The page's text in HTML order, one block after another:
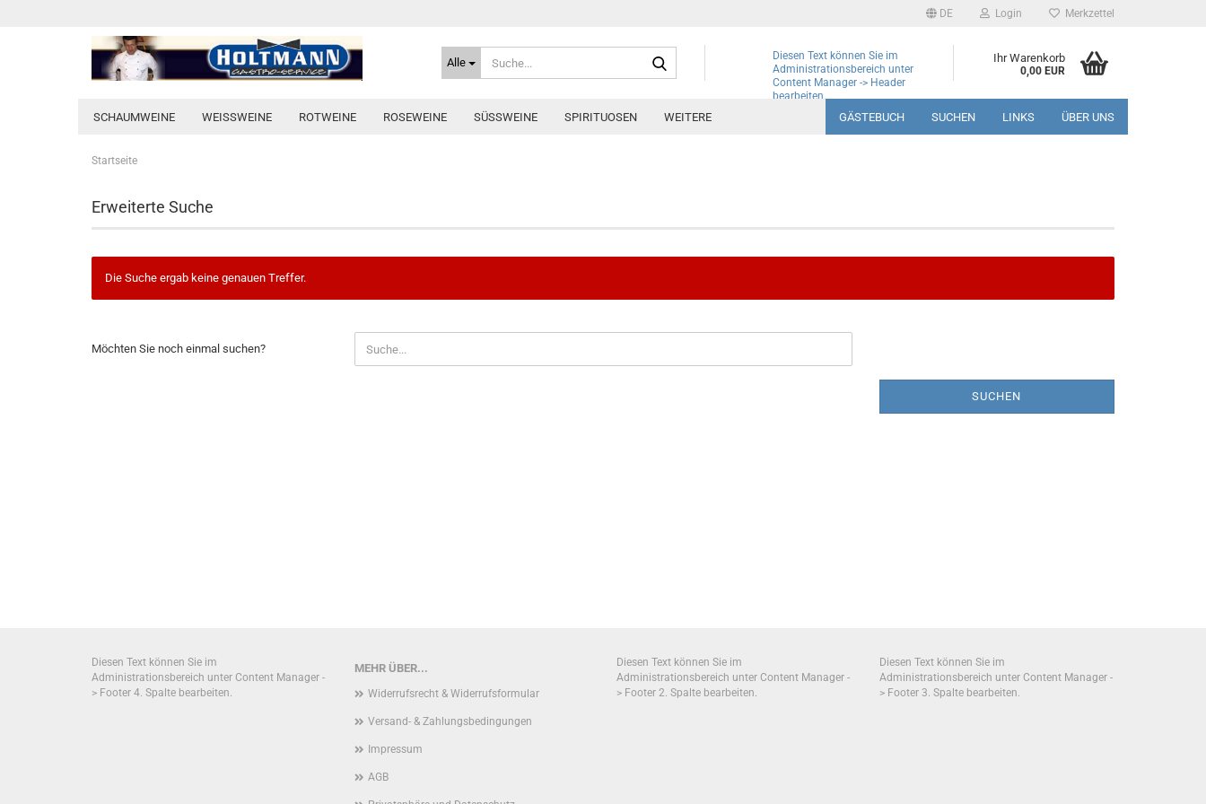
DE Login Merkzettel
Alle
Diesen Text können Sie im
Administrationsbereich unter
Content Manager -> Header
bearbeiten.
Ihr Warenkorb
0,00 EUR
SCHAUMWEINE WEISSWEINE ROTWEINE ROSEWEINE SÜSSWEINE SPIRITUOSEN GÄSTEBUCH SUCHEN LINKS ÜBER UNS
WEITERE
Startseite
Erweiterte Suche
Die Suche ergab keine genauen Treffer.
SIE
Möchten Sie noch einmal suchen?
SUCHEN
MEHR ÜBER...
Widerrufsrecht & Widerrufsformular
Versand- & Zahlungsbedingungen
Impressum
AGB
Diesen Text können Sie im
Administrationsbereich unter Content Manager -
> Footer 2. Spalte bearbeiten.
Diesen Text können Sie im
Administrationsbereich unter Content Manager -
> Footer 3. Spalte bearbeiten.
Diesen Text können Sie im
Administrationsbereich unter Content Manager -
> Footer 4. Spalte bearbeiten.